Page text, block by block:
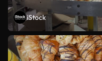
iStock